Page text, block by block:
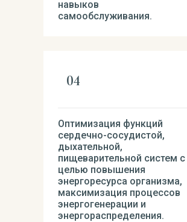
навыков
самообслуживания.
Оптимизация функций
сердечно-сосудистой,
дыхательной,
пищеварительной систем с
целью повышения
энергоресурса организма,
максимизация процессов
энергогенерации и
энергораспределения.